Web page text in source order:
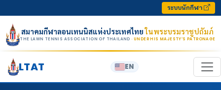
ระบบนักกีฬา
สมาคมกีฬาลอนเทนนิสแห่งประเทศไทยในพระบรมราชูปถัมภ์
THE LAWN TENNIS ASSOCIATION OF THAILAND · UNDER HIS MAJESTY’S PATRONAGE
LTAT EN